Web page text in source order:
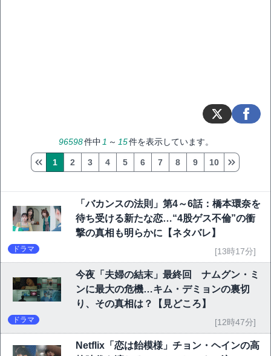
96598件中 1 ～ 15件を表示しています。
1 2 3 4 5 6 7 8 9 10
「バカンスの法則」第4～6話：橋本環奈を
待ち受ける新たな恋…“4股ゲス不倫”の衝
撃の真相も明らかに【ネタバレ】
ドラマ [13時17分]
今夜「夫婦の結末」最終回 ナムグン・ミ
ンに最大の危機…キム・デミョンの裏切
り、その真相は？【見どころ】
ドラマ [12時47分]
Netflix「恋は飴模様」チョン・ヘインの高